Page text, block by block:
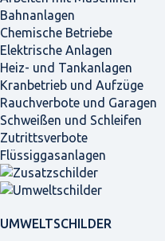
Bahnanlagen
Chemische Betriebe
Elektrische Anlagen
Heiz- und Tankanlagen
Kranbetrieb und Aufzüge
Rauchverbote und Garagen
Schweißen und Schleifen
Zutrittsverbote
Flüssiggasanlagen
UMWELTSCHILDER